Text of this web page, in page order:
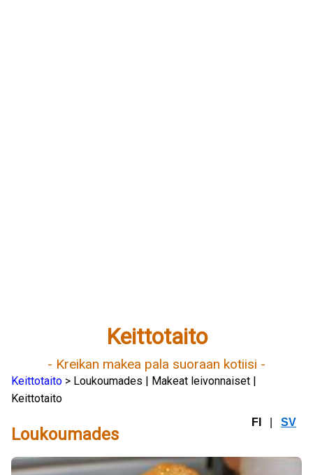
Keittotaito
- Kreikan makea pala suoraan kotiisi -
Keittotaito > Loukoumades | Makeat leivonnaiset |
Keittotaito
FI SV
Loukoumades